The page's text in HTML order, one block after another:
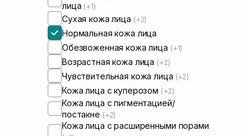
лица (+1)
Сухая кожа лица (+2)
Нормальная кожа лица
Обезвоженная кожа лица (+1)
Возрастная кожа лица (+2)
Чувствительная кожа лица (+2)
Кожа лица с куперозом (+2)
Кожа лица с пигментацией/
постакне (+2)
Кожа лица с расширенными порами